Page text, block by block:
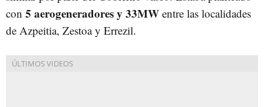
con 5 aerogeneradores y 33MW entre las localidades
de Azpeitia, Zestoa y Errezil.